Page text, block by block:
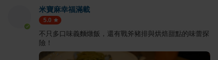
米寶麻幸福滿載
5.0
不只多口味義麵燉飯，還有戰斧豬排與烘焙甜點的味蕾探
險！